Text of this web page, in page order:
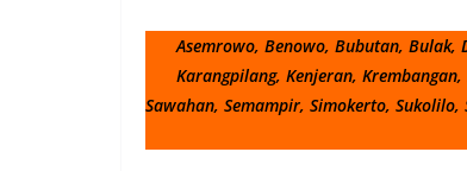
Asemrowo, Benowo, Bubutan, Bulak,
Karangpilang, Kenjeran,
Sawahan, Semampir, Simokerto, Sukolilo,